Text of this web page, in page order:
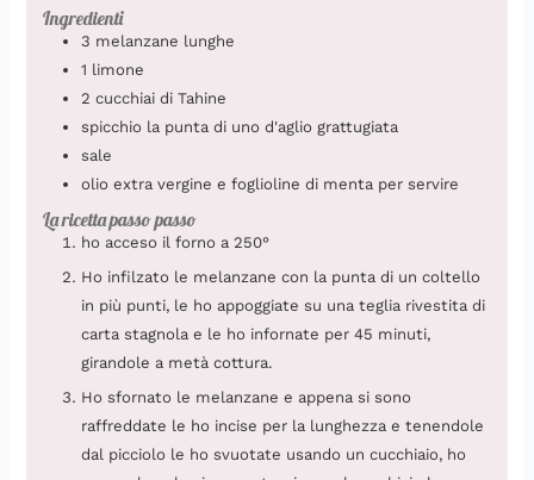
Ingredienti
3 melanzane lunghe
1 limone
2 cucchiai di Tahine
spicchio la punta di uno d'aglio grattugiata
sale
olio extra vergine e foglioline di menta per servire
La ricetta passo passo
ho acceso il forno a 250°
Ho infilzato le melanzane con la punta di un coltello
in più punti, le ho appoggiate su una teglia rivestita di
carta stagnola e le ho infornate per 45 minuti,
girandole a metà cottura.
Ho sfornato le melanzane e appena si sono
raffreddate le ho incise per la lunghezza e tenendole
dal picciolo le ho svuotate usando un cucchiaio, ho